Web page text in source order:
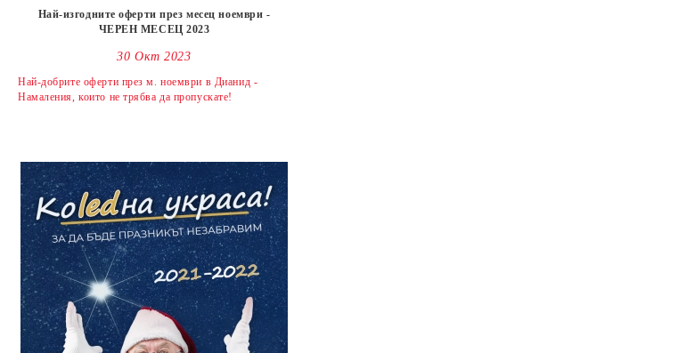
Най-изгодните оферти през месец ноември -
ЧЕРЕН МЕСЕЦ 2023
30 Окт 2023
Най-добрите оферти през м. ноември в Дианид -
Намаления, които не трябва да пропускате!